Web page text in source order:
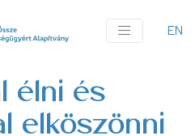
EN
élni és
elköszönni